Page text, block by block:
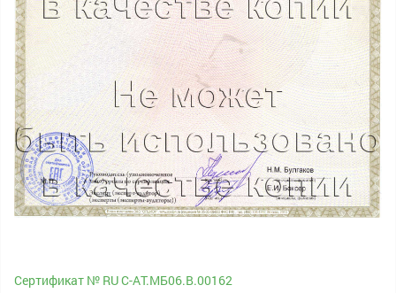
Сертификат № RU С-AT.МБ06.B.00162